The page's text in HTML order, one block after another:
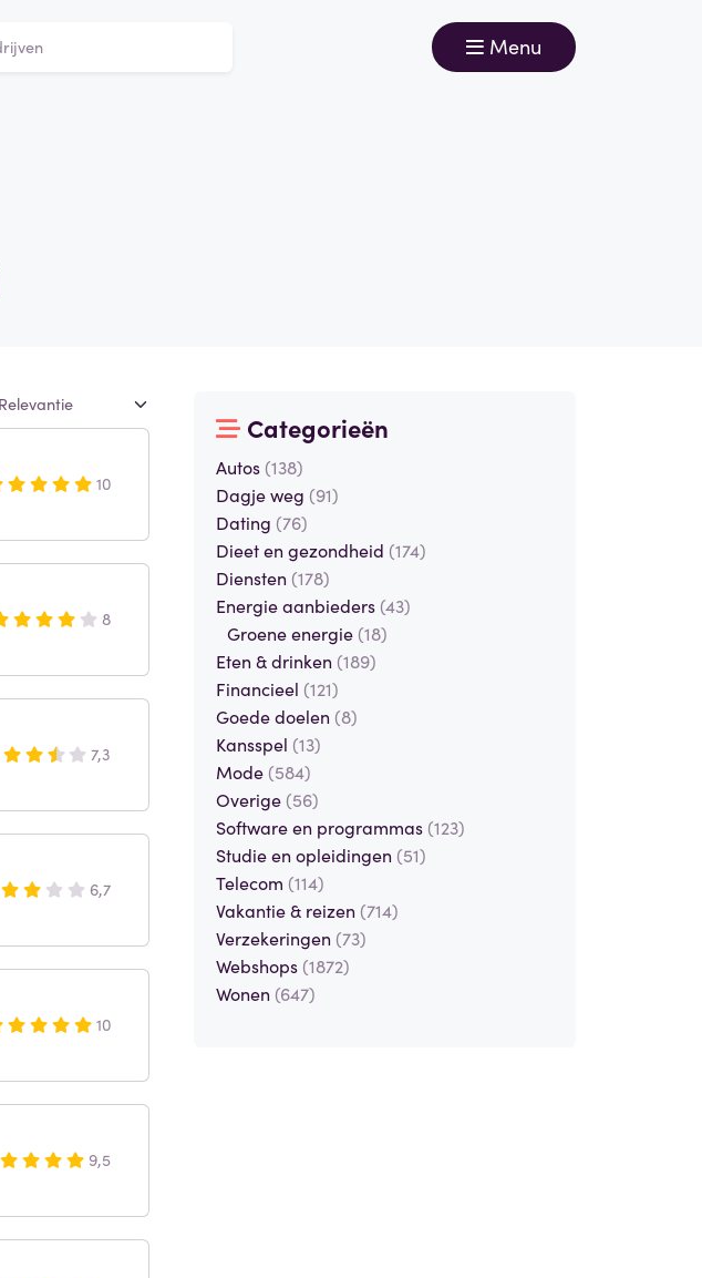
Menu
10
8
7,3
6,7
10
9,5
Categorieën
Autos (138)
Dagje weg (91)
Dating (76)
Dieet en gezondheid (174)
Diensten (178)
Energie aanbieders (43)
Groene energie (18)
Eten & drinken (189)
Financieel (121)
Goede doelen (8)
Kansspel (13)
Mode (584)
Overige (56)
Software en programmas (123)
Studie en opleidingen (51)
Telecom (114)
Vakantie & reizen (714)
Verzekeringen (73)
Webshops (1872)
Wonen (647)